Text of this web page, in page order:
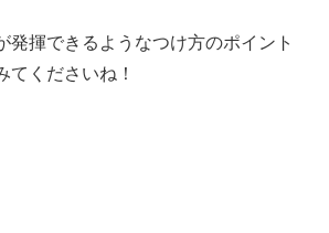
発揮できるようなつけ方のポイント
てくださいね！